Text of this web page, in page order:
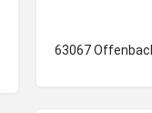
63067